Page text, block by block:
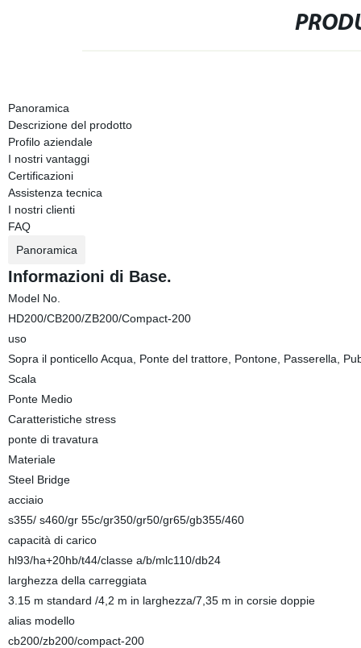
Panoramica
Descrizione del prodotto
Profilo aziendale
I nostri vantaggi
Certificazioni
Assistenza tecnica
I nostri clienti
FAQ
Panoramica
Informazioni di Base.
Model No.
HD200/CB200/ZB200/Compact-200
uso
Sopra il ponticello Acqua, Ponte del trattore, Pontone, Passerella,
Scala
Ponte Medio
Caratteristiche stress
ponte di travatura
Materiale
Steel Bridge
acciaio
s355/ s460/gr 55c/gr350/gr50/gr65/gb355/460
capacità di carico
hl93/ha+20hb/t44/classe a/b/mlc110/db24
larghezza della carreggiata
3.15 m standard /4,2 m in larghezza/7,35 m in corsie doppie
alias modello
cb200/zb200/compact-200